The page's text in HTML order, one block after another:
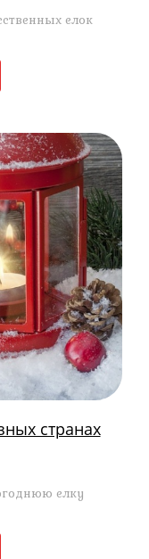
елок
странах
елку